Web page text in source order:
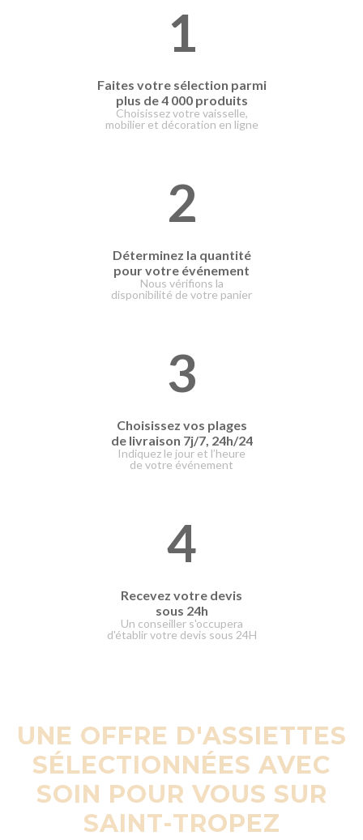
1
Faites votre sélection parmi
plus de 4 000 produits
Choisissez votre vaisselle,
mobilier et décoration en ligne
2
Déterminez la quantité
pour votre événement
Nous vérifions la
disponibilité de votre panier
3
Choisissez vos plages
de livraison 7j/7, 24h/24
Indiquez le jour et l’heure
de votre événement
4
Recevez votre devis
sous 24h
Un conseiller s'occupera
d'établir votre devis sous 24H
UNE OFFRE D'ASSIETTES
SÉLECTIONNÉES AVEC
SOIN POUR VOUS SUR
SAINT-TROPEZ